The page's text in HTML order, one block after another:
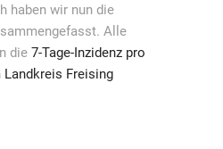
haben wir nun die
Alle
die7-Tage-Inzidenz pro
Landkreis Freising